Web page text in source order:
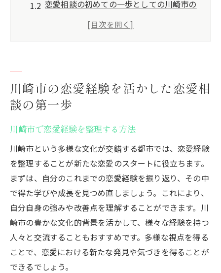
恋愛相談の初めての一歩としての川崎市の
地域特性を活用した恋愛相談の始め方
多文化都市川崎市で恋愛経験を活かす方法
川崎市の文化を活かした恋愛のヒント
異文化理解を深めるための恋愛相談
多様な文化背景を活かした恋愛経験の広げ
方
川崎市での恋愛経験を豊かにする多文化交
異なる文化との調和を求める恋愛アプロー
チ
恋愛経験を活かすための川崎市独自のアプロー
川崎市の恋愛経験を活かした恋愛相
談の第一歩
川崎市で恋愛経験を整理する方法
川崎市という多様な文化が交錯する都市では、恋愛経験
を整理することが新たな恋愛のスタートに役立ちます。
まずは、自分のこれまでの恋愛経験を振り返り、その中
で得た学びや成長を見つめ直しましょう。これにより、
自分自身の強みや改善点を理解することができます。川
崎市の豊かな文化的背景を活かして、様々な経験を持つ
人々と交流することもおすすめです。多様な視点を得る
ことで、恋愛における新たな発見や気づきを得ることが
できるでしょう。